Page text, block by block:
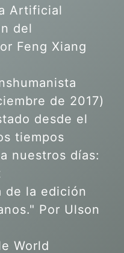
Artificial
del
Feng Xiang
de 2017)
desde el
tiempos
nuestros días:
de la edición
Por Ulson
World